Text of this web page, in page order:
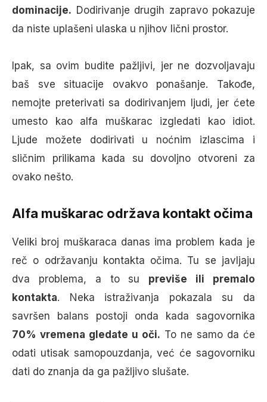
dominacije. Dodirivanje drugih zapravo pokazuje
da niste uplašeni ulaska u njihov lični prostor.
Ipak, sa ovim budite pažljivi, jer ne dozvoljavaju
baš sve situacije ovakvo ponašanje. Takođe,
nemojte preterivati sa dodirivanjem ljudi, jer ćete
umesto kao alfa muškarac izgledati kao idiot.
Ljude možete dodirivati u noćnim izlascima i
sličnim prilikama kada su dovoljno otvoreni za
ovako nešto.
Alfa muškarac održava kontakt očima
Veliki broj muškaraca danas ima problem kada je
reč o održavanju kontakta očima. Tu se javljaju
dva problema, a to su previše ili premalo
kontakta. Neka istraživanja pokazala su da
savršen balans postoji onda kada sagovornika
70% vremena gledate u oči. To ne samo da će
odati utisak samopouzdanja, već će sagovorniku
dati do znanja da ga pažljivo slušate.